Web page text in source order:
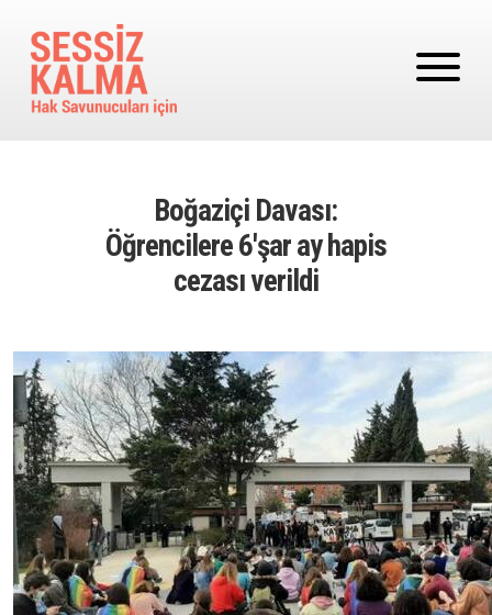
Boğaziçi Davası:
Öğrencilere 6'şar ay hapis
cezası verildi
Image